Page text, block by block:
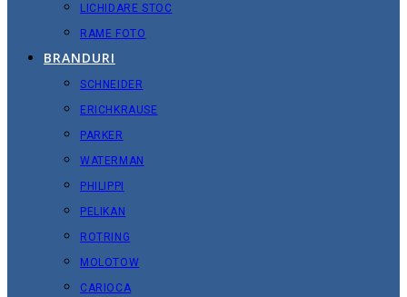
LICHIDARE STOC
RAME FOTO
BRANDURI
SCHNEIDER
ERICHKRAUSE
PARKER
WATERMAN
PHILIPPI
PELIKAN
ROTRING
MOLOTOW
CARIOCA